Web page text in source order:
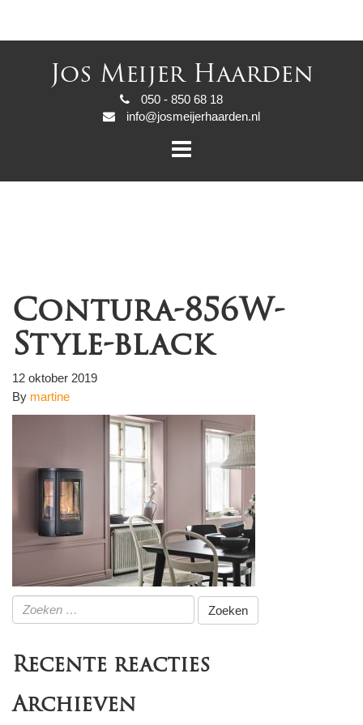
Jos Meijer Haarden
050 - 850 68 18
info@josmeijerhaarden.nl
Contura-856W-
Style-black
12 oktober 2019
By martine
Zoeken
naar:
Recente reacties
Archieven